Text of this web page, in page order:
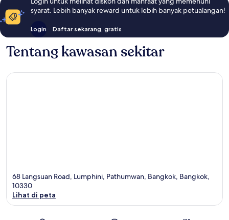
syarat. Lebih banyak reward untuk lebih banyak petualangan!
Login Daftar sekarang, gratis
Tentang kawasan sekitar
68 Langsuan Road, Lumphini, Pathumwan, Bangkok, Bangkok,
10330
Lihat di peta